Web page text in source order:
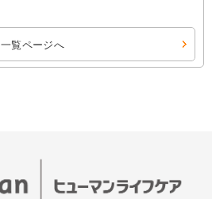
一覧ページへ